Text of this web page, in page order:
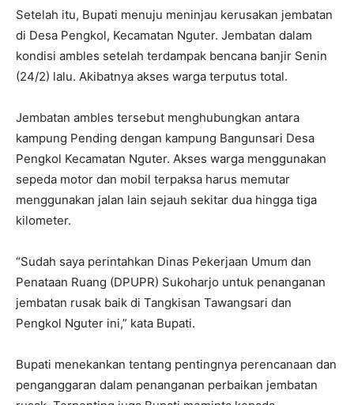
Setelah itu, Bupati menuju meninjau kerusakan jembatan
di Desa Pengkol, Kecamatan Nguter. Jembatan dalam
kondisi ambles setelah terdampak bencana banjir Senin
(24/2) lalu. Akibatnya akses warga terputus total.
Jembatan ambles tersebut menghubungkan antara
kampung Pending dengan kampung Bangunsari Desa
Pengkol Kecamatan Nguter. Akses warga menggunakan
sepeda motor dan mobil terpaksa harus memutar
menggunakan jalan lain sejauh sekitar dua hingga tiga
kilometer.
“Sudah saya perintahkan Dinas Pekerjaan Umum dan
Penataan Ruang (DPUPR) Sukoharjo untuk penanganan
jembatan rusak baik di Tangkisan Tawangsari dan
Pengkol Nguter ini,” kata Bupati.
Bupati menekankan tentang pentingnya perencanaan dan
penganggaran dalam penanganan perbaikan jembatan